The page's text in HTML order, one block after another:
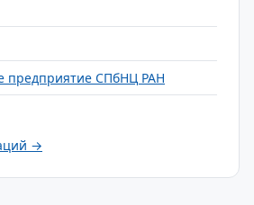
предприятие СПбНЦ РАН
→